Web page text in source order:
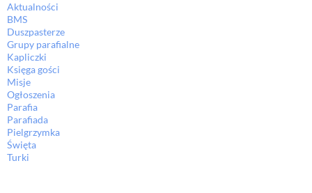
Aktualności
BMS
Duszpasterze
Grupy parafialne
Kapliczki
Księga gości
Misje
Ogłoszenia
Parafia
Parafiada
Pielgrzymka
Święta
Turki